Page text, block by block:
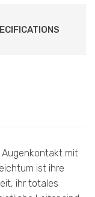
Augenkontakt mit
ist ihre
ihr totales